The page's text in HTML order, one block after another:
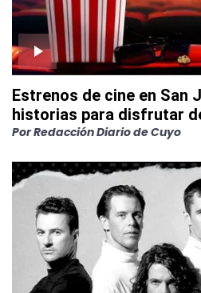
Estrenos de cine en San
historias para disfrutar
PorRedacción Diario de Cuyo